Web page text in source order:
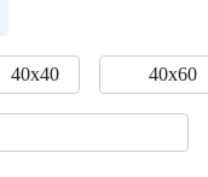
40х40 40х60